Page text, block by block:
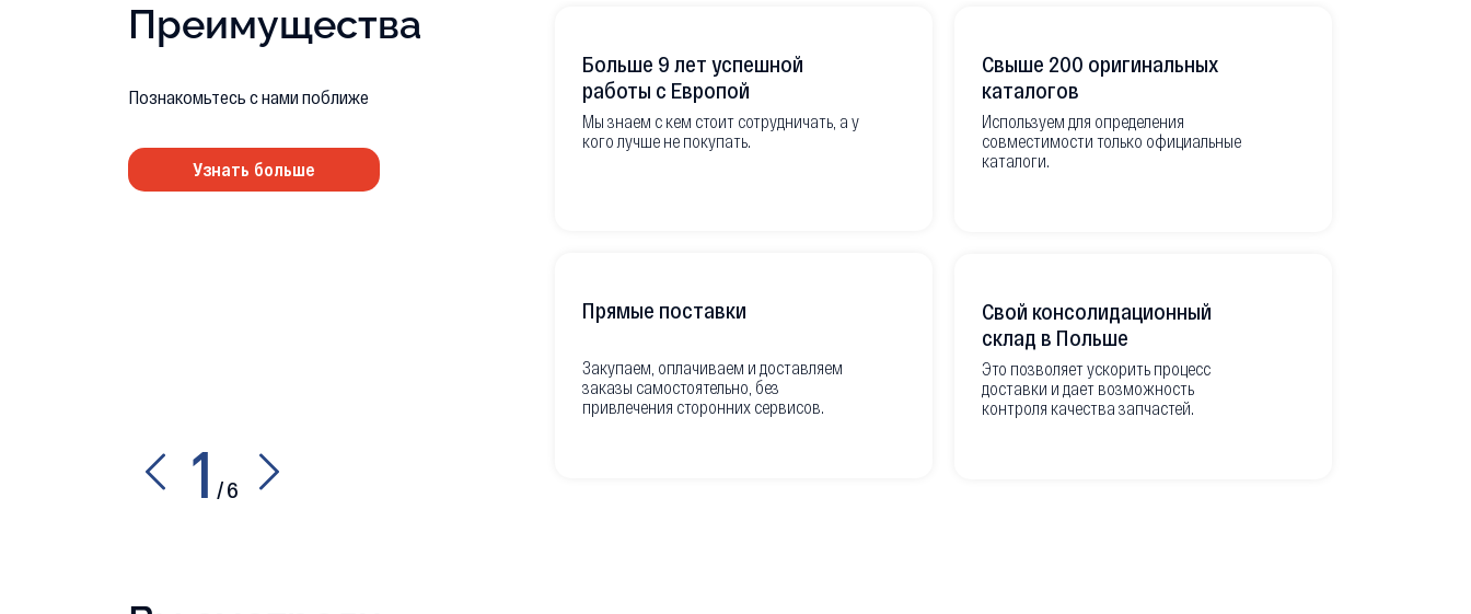
Преимущества
Познакомьтесь с нами поближе
Узнать больше
1 /6
Больше 9 лет успешной
работы с Европой
Мы знаем с кем стоит сотрудничать, а у
кого лучше не покупать.
Прямые поставки
Закупаем, оплачиваем и доставляем
заказы самостоятельно, без
привлечения сторонних сервисов.
Свыше 200 оригинальных
каталогов
Используем для определения
совместимости только официальные
каталоги.
Свой консолидационный
склад в Польше
Это позволяет ускорить процесс
доставки и дает возможность
контроля качества запчастей.